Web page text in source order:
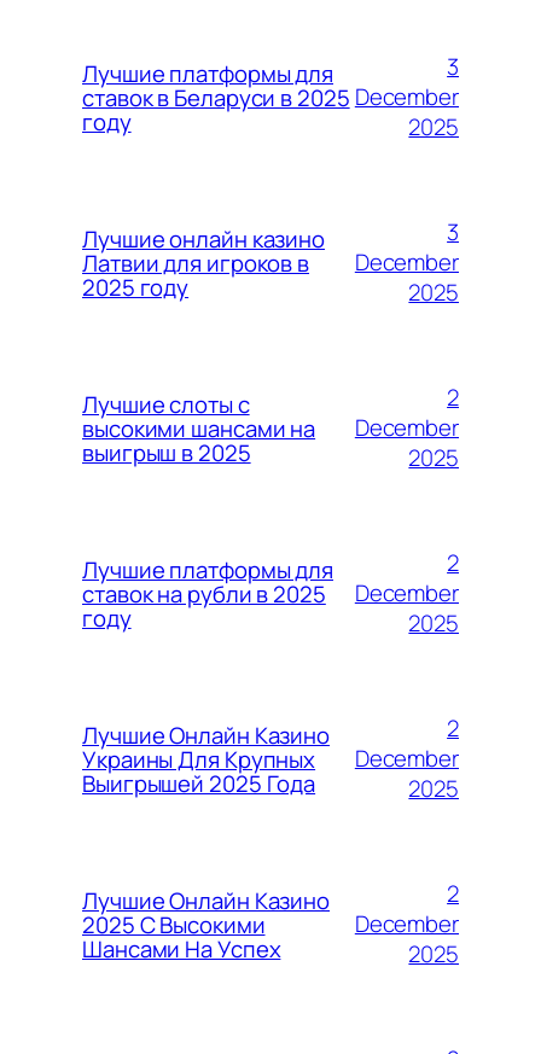
Лучшие платформы для
ставок в Беларуси в 2025
году
3
December
2025
Лучшие онлайн казино
Латвии для игроков в
2025 году
3
December
2025
Лучшие слоты с
высокими шансами на
выигрыш в 2025
2
December
2025
Лучшие платформы для
ставок на рубли в 2025
году
2
December
2025
Лучшие Онлайн Казино
Украины Для Крупных
Выигрышей 2025 Года
2
December
2025
Лучшие Онлайн Казино
2025 С Высокими
Шансами На Успех
2
December
2025